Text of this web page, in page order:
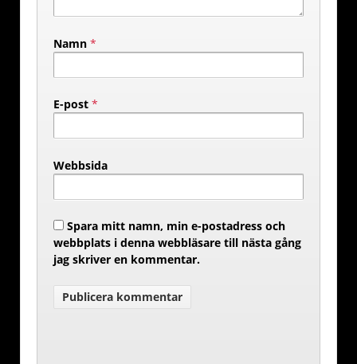
Namn *
E-post *
Webbsida
Spara mitt namn, min e-postadress och
webbplats i denna webbläsare till nästa gång
jag skriver en kommentar.